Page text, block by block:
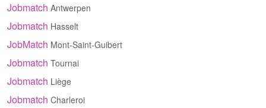
Jobmatch Antwerpen
Jobmatch Hasselt
JobMatch Mont-Saint-Guibert
Jobmatch Tournai
Jobmatch Liège
Jobmatch Charleroi